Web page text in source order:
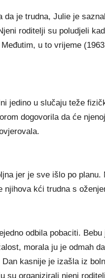
da je trudna, Julie je
roditelji su poludjeli
u to vrijeme
jedino u slučaju teže
dogovorila da će
jer je sve išlo po
njihova kći trudna s
odbila pobaciti.
morala ju je odmah
Dan kasnije je izašla iz
su organizirali njeni